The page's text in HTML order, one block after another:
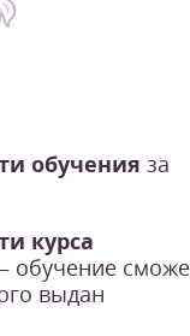
обучения за
курса
обучение
выдан